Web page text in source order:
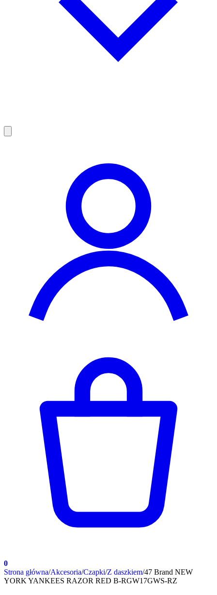
0
Strona główna/Akcesoria/Czapki/Z daszkiem/47 Brand NEW
YORK YANKEES RAZOR RED B-RGW17GWS-RZ